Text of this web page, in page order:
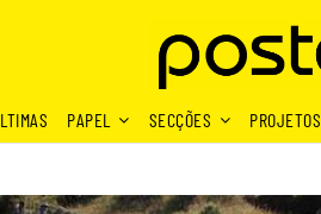
PAPEL SECÇÕES PROJETOS